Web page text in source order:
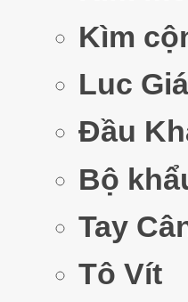
Kìm
Luc
Đầu
Bộ
Tay
Tô Vít